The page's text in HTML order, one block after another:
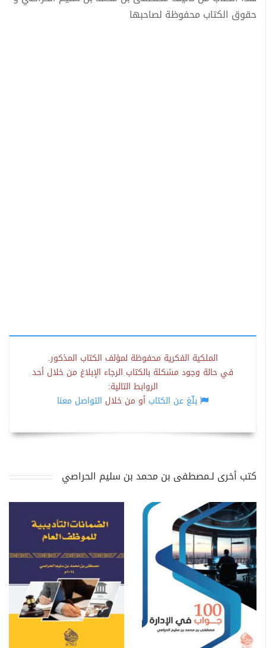
حقوق الكتاب محفوظة لصاحبها
الملكية الفكرية محفوظة لمؤلف الكتاب المذكور.
في حالة وجود مشكلة بالكتاب الرجاء الإبلاغ من خلال أحد
الروابط التالية:
بلّغ عن الكتاب أو من خلال التواصل معنا
كتب أخرى لـمصطفى بن محمد بن سليم الحراصي